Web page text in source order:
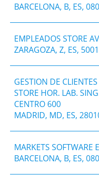
BARCELONA, B, ES,
EMPLEADOS STORE
ZARAGOZA, Z, ES,
GESTION DE
STORE HOR. LAB.
CENTRO 600
MADRID, MD, ES,
MARKETS SOFTWARE
BARCELONA, B, ES,